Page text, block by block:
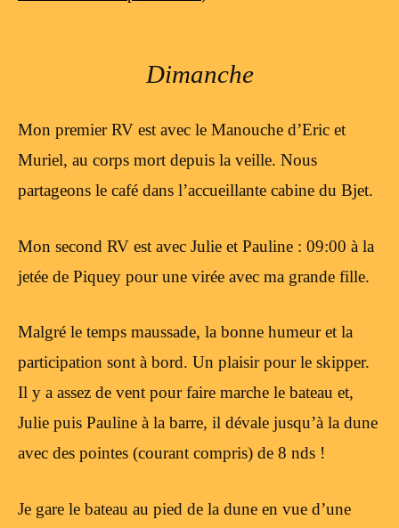
Dimanche
Mon premier RV est avec le Manouche d’Eric et
Muriel, au corps mort depuis la veille. Nous
partageons le café dans l’accueillante cabine du Bjet.
Mon second RV est avec Julie et Pauline : 09:00 à la
jetée de Piquey pour une virée avec ma grande fille.
Malgré le temps maussade, la bonne humeur et la
participation sont à bord. Un plaisir pour le skipper.
Il y a assez de vent pour faire marche le bateau et,
Julie puis Pauline à la barre, il dévale jusqu’à la dune
avec des pointes (courant compris) de 8 nds !
Je gare le bateau au pied de la dune en vue d’une